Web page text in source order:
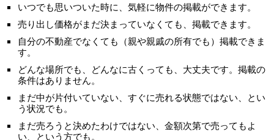
いつでも思いついた時に、気軽に物件の掲載ができます。
売り出し価格がまだ決まっていなくても、掲載できます。
自分の不動産でなくても（親や親戚の所有でも）掲載できま
す。
どんな場所でも、どんなに古くっても、大丈夫です。掲載の
条件はありません。
まだ中が片付いていない、すぐに売れる状態ではない、とい
う状況でも。
まだ売ろうと決めたわけではない、金額次第で売ってもよ
い、という方でも。